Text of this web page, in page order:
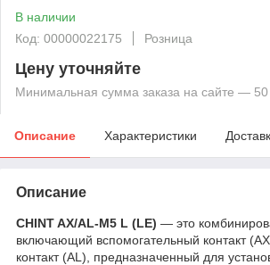
В наличии
Код: 00000022175
Розница
Цену уточняйте
Минимальная сумма заказа на сайте —
Описание Характеристики
Описание
CHINT AX/AL-M5 L (LE) — это
включающий вспомогательный контакт
контакт (AL), предназначенный для